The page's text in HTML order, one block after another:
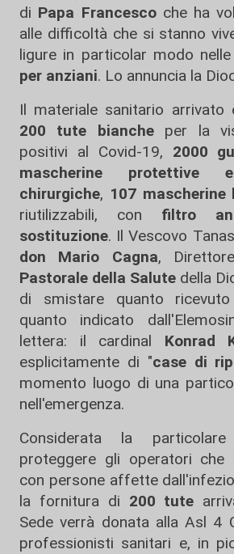
di Papa Francescoche ha
alle difficoltà che si stanno
ligure in particolar modo nelle
per anziani. Lo annuncia la
Il materiale sanitario
200 tute biancheper la
positivi al Covid-19, 2000
mascherine protettive
chirurgiche, 107 mascherine
riutilizzabili, con filtro
sostituzione. Il Vescovo
don Mario Cagna,
Pastorale della Salute della
di smistare quanto
quanto indicato
lettera: il cardinal Konrad
esplicitamente di "case di
momento luogo di una
nell'emergenza.
Considerata la
proteggere gli operatori che
con persone affette
la fornitura di 200 tute
Sede verrà donata alla Asl 4
professionisti sanitari e, in